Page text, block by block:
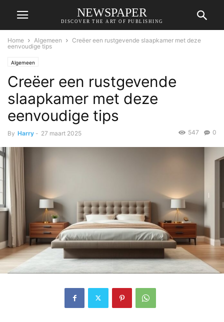
NEWSPAPER
DISCOVER THE ART OF PUBLISHING
Home Algemeen
Creëer een rustgevende slaapkamer met deze
eenvoudige tips
Algemeen
Creëer een rustgevende
slaapkamer met deze
eenvoudige tips
By Harry - 27 maart 2025 0
547